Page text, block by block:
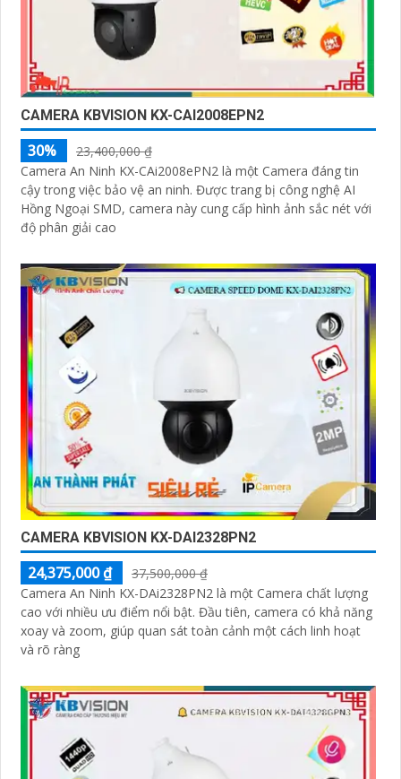
CAMERA KBVISION KX-CAI2008EPN2
30%
23,400,000 ₫
Camera An Ninh KX-CAi2008ePN2 là một Camera đáng tin
cậy trong việc bảo vệ an ninh. Được trang bị công nghệ AI
Hồng Ngoại SMD, camera này cung cấp hình ảnh sắc nét với
độ phân giải cao
CAMERA KBVISION KX-DAI2328PN2
24,375,000 ₫
37,500,000 ₫
Camera An Ninh KX-DAi2328PN2 là một Camera chất lượng
cao với nhiều ưu điểm nổi bật. Đầu tiên, camera có khả năng
xoay và zoom, giúp quan sát toàn cảnh một cách linh hoạt
và rõ ràng